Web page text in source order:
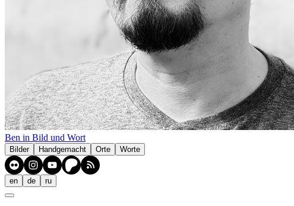
Ben in Bild und Wort
Bilder Handgemacht Orte Worte
en de ru